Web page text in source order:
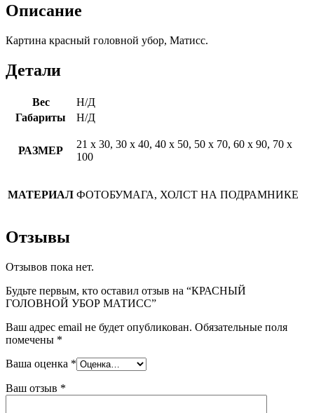
Описание
Картина красный головной убор, Матисс.
Детали
Вес
Н/Д
Габариты
Н/Д
РАЗМЕР
21 х 30, 30 х 40, 40 х 50, 50 х 70, 60 х 90, 70 х
100
МАТЕРИАЛ ФОТОБУМАГА, ХОЛСТ НА ПОДРАМНИКЕ
Отзывы
Отзывов пока нет.
Будьте первым, кто оставил отзыв на “КРАСНЫЙ
ГОЛОВНОЙ УБОР МАТИСС”
Ваш адрес email не будет опубликован. Обязательные поля
помечены *
Ваша оценка *
Ваш отзыв *